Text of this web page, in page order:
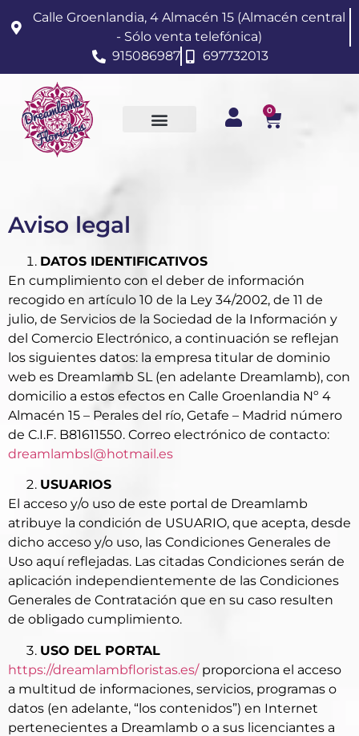
Calle Groenlandia, 4 Almacén 15 (Almacén central
- Sólo venta telefónica)
915086987
697732013
0
Aviso legal
DATOS IDENTIFICATIVOS
En cumplimiento con el deber de información
recogido en artículo 10 de la Ley 34/2002, de 11 de
julio, de Servicios de la Sociedad de la Información y
del Comercio Electrónico, a continuación se reflejan
los siguientes datos: la empresa titular de dominio
web es Dreamlamb SL (en adelante Dreamlamb), con
domicilio a estos efectos en Calle Groenlandia Nº 4
Almacén 15 – Perales del río, Getafe – Madrid número
de C.I.F. B81611550. Correo electrónico de contacto:
dreamlambsl@hotmail.es
USUARIOS
El acceso y/o uso de este portal de Dreamlamb
atribuye la condición de USUARIO, que acepta, desde
dicho acceso y/o uso, las Condiciones Generales de
Uso aquí reflejadas. Las citadas Condiciones serán de
aplicación independientemente de las Condiciones
Generales de Contratación que en su caso resulten
de obligado cumplimiento.
USO DEL PORTAL
https://dreamlambfloristas.es/proporciona el acceso
a multitud de informaciones, servicios, programas o
datos (en adelante, “los contenidos”) en Internet
pertenecientes a Dreamlamb o a sus licenciantes a